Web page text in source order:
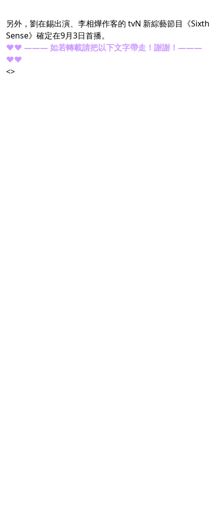
另外，劉在錫出演、李相燁作客的 tvN 新綜藝節目《Sixth
Sense》確定在9月3日首播。
♥♥ ——— 如若轉載請把以下文字帶走！謝謝！———
♥♥
<>